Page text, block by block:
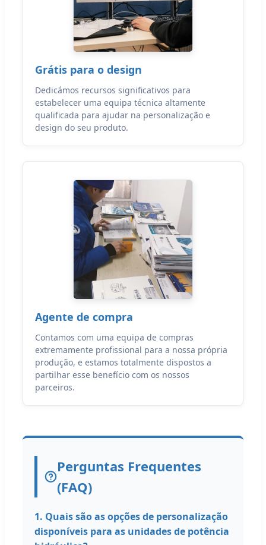
Grátis para o design
Dedicámos recursos significativos para
estabelecer uma equipa técnica altamente
qualificada para ajudar na personalização e
design do seu produto.
Agente de compra
Contamos com uma equipa de compras
extremamente profissional para a nossa própria
produção, e estamos totalmente dispostos a
partilhar esse benefício com os nossos
parceiros.
Perguntas Frequentes
(FAQ)
1. Quais são as opções de personalização
disponíveis para as unidades de potência